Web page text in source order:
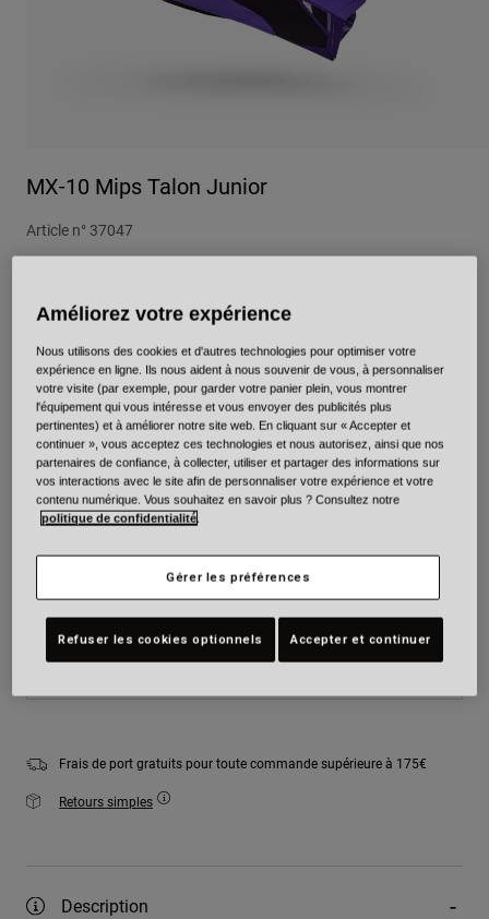
MX-10 Mips Talon Junior
Article n° 37047
Couleur -Violet
sélectionné
Taille
Small
Medium
Youth
Large
Frais de port gratuits pour toute commande supérieure à 175€
Retours simples
Description
Améliorez votre expérience
Nous utilisons des cookies et d'autres technologies pour optimiser votre
expérience en ligne. Ils nous aident à nous souvenir de vous, à personnaliser
votre visite (par exemple, pour garder votre panier plein, vous montrer
l'équipement qui vous intéresse et vous envoyer des publicités plus
pertinentes) et à améliorer notre site web. En cliquant sur « Accepter et
continuer », vous acceptez ces technologies et nous autorisez, ainsi que nos
partenaires de confiance, à collecter, utiliser et partager des informations sur
vos interactions avec le site afin de personnaliser votre expérience et votre
contenu numérique. Vous souhaitez en savoir plus ? Consultez notre
politique de confidentialité.
Gérer les préférences
Refuser les cookies optionnels Accepter et continuer